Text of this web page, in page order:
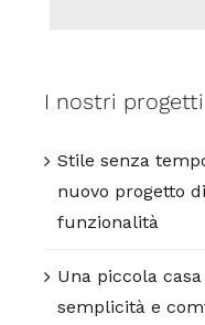
I nostri progetti
Stile senza
nuovo progetto
funzionalità
Una piccola
semplicità e